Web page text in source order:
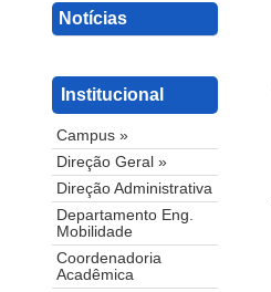
Notícias
Institucional
Campus »
Direção Geral »
Direção Administrativa
Departamento Eng.
Mobilidade
Coordenadoria
Acadêmica